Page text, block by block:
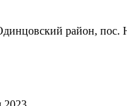
район,